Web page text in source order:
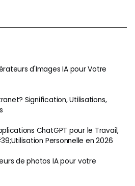
d'Images IA pour Votre
Signification, Utilisations,
ChatGPT pour le Travail,
Personnelle en 2026
de photos IA pour votre